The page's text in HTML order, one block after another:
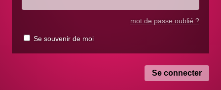
mot de passe oublié ?
Se souvenir de moi